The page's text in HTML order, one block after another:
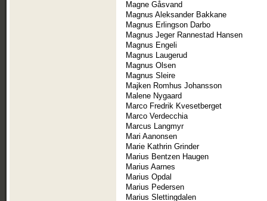
Magne Gåsvand
Magnus Aleksander Bakkane
Magnus Erlingson Darbo
Magnus Jeger Rannestad Hansen
Magnus Engeli
Magnus Laugerud
Magnus Olsen
Magnus Sleire
Majken Romhus Johansson
Malene Nygaard
Marco Fredrik Kvesetberget
Marco Verdecchia
Marcus Langmyr
Mari Aanonsen
Marie Kathrin Grinder
Marius Bentzen Haugen
Marius Aarnes
Marius Opdal
Marius Pedersen
Marius Slettingdalen